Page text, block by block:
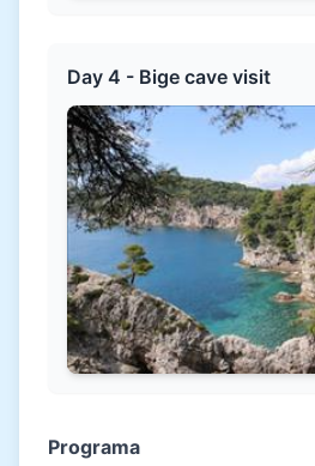
Day 4 - Bige cave visit
Programa